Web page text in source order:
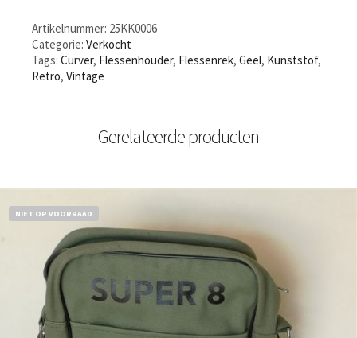
Artikelnummer: 25KK0006
Categorie: Verkocht
Tags: Curver, Flessenhouder, Flessenrek, Geel, Kunststof,
Retro, Vintage
Gerelateerde producten
NIET OP VOORRAAD